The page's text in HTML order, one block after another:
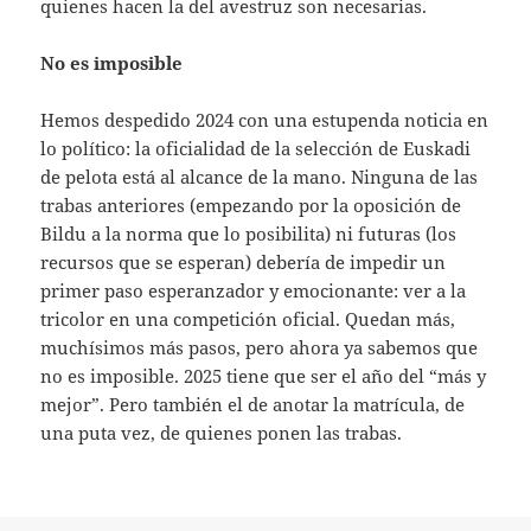
quienes hacen la del avestruz son necesarias.
No es imposible
Hemos despedido 2024 con una estupenda noticia en
lo político: la oficialidad de la selección de Euskadi
de pelota está al alcance de la mano. Ninguna de las
trabas anteriores (empezando por la oposición de
Bildu a la norma que lo posibilita) ni futuras (los
recursos que se esperan) debería de impedir un
primer paso esperanzador y emocionante: ver a la
tricolor en una competición oficial. Quedan más,
muchísimos más pasos, pero ahora ya sabemos que
no es imposible. 2025 tiene que ser el año del “más y
mejor”. Pero también el de anotar la matrícula, de
una puta vez, de quienes ponen las trabas.